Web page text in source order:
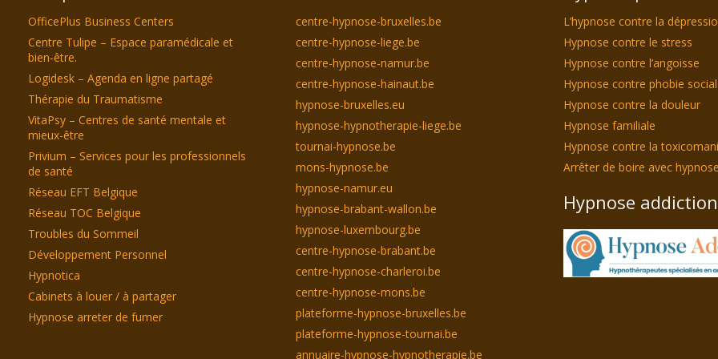
OfficePlus Business Centers
Centre Tulipe – Espace paramédicale et
bien-être.
Logidesk – Agenda en ligne partagé
Thérapie du Traumatisme
VitaPsy – Centres de santé mentale et
mieux-être
Privium – Services pour les professionnels
de santé
Réseau EFT Belgique
Réseau TOC Belgique
Troubles du Sommeil
Développement Personnel
Hypnotica
Cabinets à louer / à partager
Hypnose arreter de fumer
centre-hypnose-bruxelles.be
centre-hypnose-liege.be
centre-hypnose-namur.be
centre-hypnose-hainaut.be
hypnose-bruxelles.eu
hypnose-hypnotherapie-liege.be
tournai-hypnose.be
mons-hypnose.be
hypnose-namur.eu
hypnose-brabant-wallon.be
hypnose-luxembourg.be
centre-hypnose-brabant.be
centre-hypnose-charleroi.be
centre-hypnose-mons.be
plateforme-hypnose-bruxelles.be
plateforme-hypnose-tournai.be
annuaire-hypnose-hypnotherapie.be
L’hypnose contre la
Hypnose contre le stress
Hypnose contre l’angoisse
Hypnose contre phobie
Hypnose contre la douleur
Hypnose familiale
Hypnose contre la
Arrêter de boire avec
Hypnose addiction